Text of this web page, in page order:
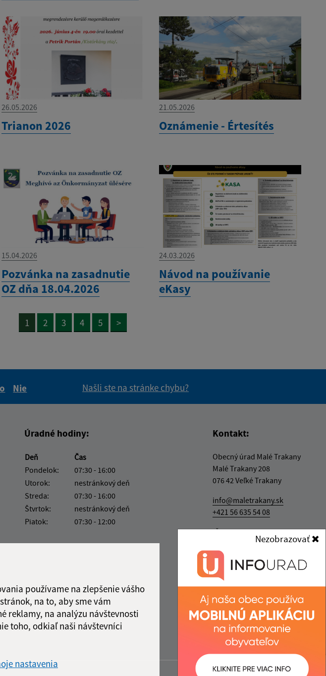
používame na zlepšenie vášho
na to, aby sme vám
reklamy, na analýzu návštevnosti
toho, odkiaľ naši návštevníci
nastavenia
Nezobrazovať
26.05.2026
Trianon 2026
21.05.2026
Oznámenie - Értesítés
15.04.2026
Pozvánka na zasadnutie
OZ dňa 18.04.2026
24.03.2026
Návod na používanie
eKasy
1 2 3 4 5 >
Nie
Našli ste na stránke chybu?
Úradné hodiny:
Deň
Čas
Pondelok:
07:30 - 16:00
Utorok:
nestránkový deň
Streda:
07:30 - 16:00
Štvrtok:
nestránkový deň
Piatok:
07:30 - 12:00
Kontakt:
Obecný úrad Malé Trakany
Malé Trakany 208
076 42 Veľké Trakany
info@maletrakany.sk
+421 56 635 54 08
IČO: 00331716